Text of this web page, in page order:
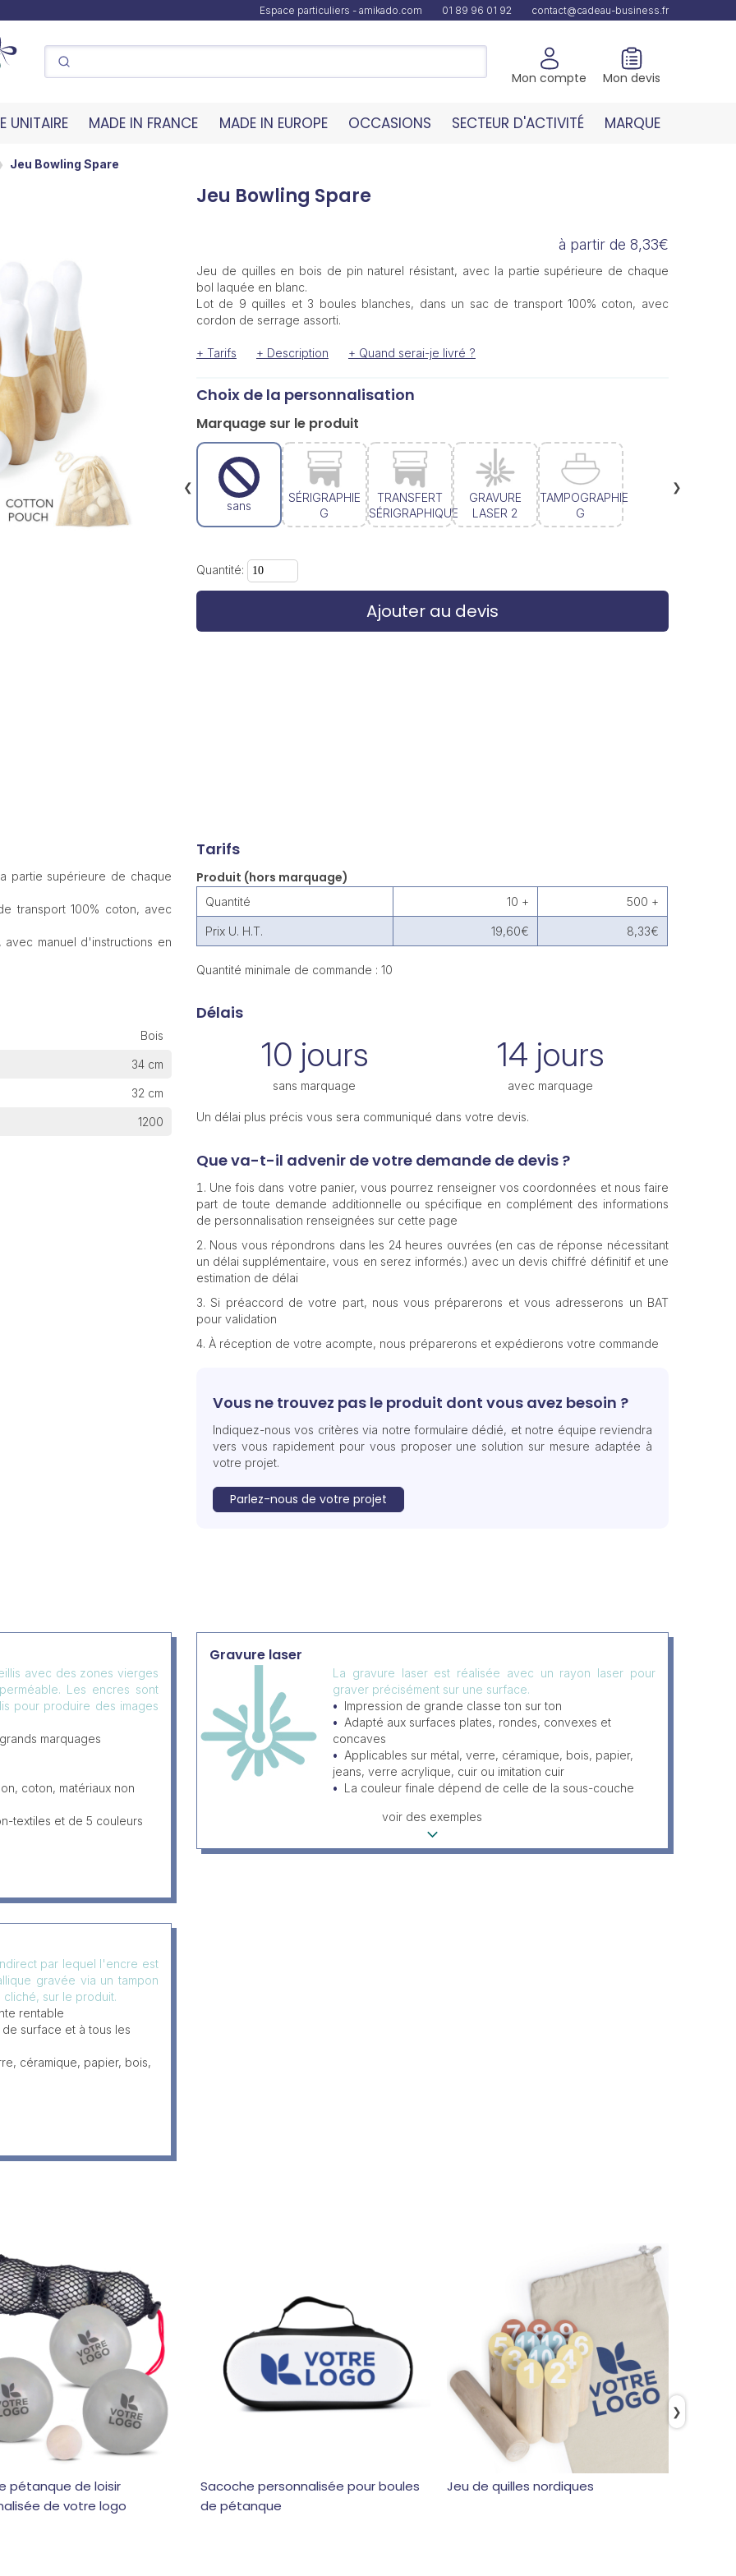
Espace particuliers - amikado.com 01 89 96 01 92 contact@cadeau-business.fr
Mon compte Mon devis
UNITAIRE MADE IN FRANCE MADE IN EUROPE OCCASIONS SECTEUR D'ACTIVITÉ MARQUE
Jeu Bowling Spare
Jeu Bowling Spare
à partir de 8,33€
Jeu de quilles en bois de pin naturel résistant, avec la partie supérieure de chaque
bol laquée en blanc.
Lot de 9 quilles et 3 boules blanches, dans un sac de transport 100% coton, avec
cordon de serrage assorti.
+ Tarifs + Description + Quand serai-je livré ?
Choix de la personnalisation
Marquage sur le produit
sans
SÉRIGRAPHIE
G
TRANSFERT
SÉRIGRAPHIQUE
GRAVURE
LASER 2
TAMPOGRAPHIE
G
❯
❮
Quantité:
Ajouter au devis
partie supérieure de chaque
transport 100% coton, avec
manuel d'instructions en
Bois
34 cm
32 cm
1200
Tarifs
Produit (hors marquage)
Quantité 10 + 500 +
Prix U. H.T. 19,60€ 8,33€
Quantité minimale de commande : 10
Délais
10 jours
sans marquage
14 jours
avec marquage
Un délai plus précis vous sera communiqué dans votre devis.
Que va-t-il advenir de votre demande de devis ?
Une fois dans votre panier, vous pourrez renseigner vos coordonnées et nous faire
part de toute demande additionnelle ou spécifique en complément des informations
de personnalisation renseignées sur cette page
Nous vous répondrons dans les 24 heures ouvrées (en cas de réponse nécessitant
un délai supplémentaire, vous en serez informés.) avec un devis chiffré définitif et une
estimation de délai
Si préaccord de votre part, nous vous préparerons et vous adresserons un BAT
pour validation
À réception de votre acompte, nous préparerons et expédierons votre commande
Vous ne trouvez pas le produit dont vous avez besoin ?
Indiquez-nous vos critères via notre formulaire dédié, et notre équipe reviendra
vers vous rapidement pour vous proposer une solution sur mesure adaptée à
votre projet.
Parlez-nous de votre projet
avec des zones vierges
Les encres sont
pour produire des images
marquages
coton, matériaux non
textiles et de 5 couleurs
Gravure laser
La gravure laser est réalisée avec un rayon laser pour
graver précisément sur une surface.
Impression de grande classe ton sur ton
Adapté aux surfaces plates, rondes, convexes et
concaves
Applicables sur métal, verre, céramique, bois, papier,
jeans, verre acrylique, cuir ou imitation cuir
La couleur finale dépend de celle de la sous-couche
voir des exemples
par lequel l'encre est
gravée via un tampon
sur le produit.
rentable
surface et à tous les
céramique, papier, bois,
pétanque de loisir
de votre logo
Sacoche personnalisée pour boules
de pétanque
Jeu de quilles nordiques
❯